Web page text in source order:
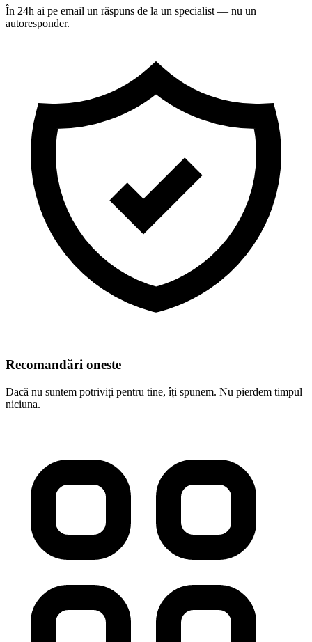
În 24h ai pe email un răspuns de la un specialist — nu un
autoresponder.
Recomandări oneste
Dacă nu suntem potriviți pentru tine, îți spunem. Nu pierdem timpul
niciuna.